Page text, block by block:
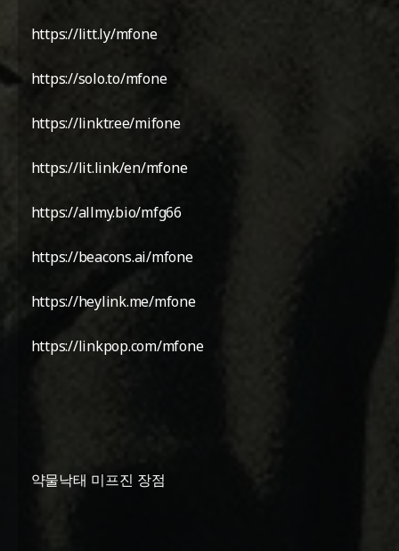
https://litt.ly/mfone
https://solo.to/mfone
https://linktr.ee/mifone
https://lit.link/en/mfone
https://allmy.bio/mfg66
https://beacons.ai/mfone
https://heylink.me/mfone
https://linkpop.com/mfone
약물낙태 미프진 장점